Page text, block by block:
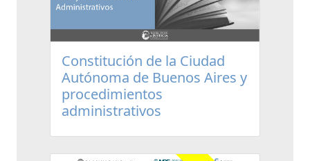
Constitución de la Ciudad
Autónoma de Buenos Aires y
procedimientos
administrativos